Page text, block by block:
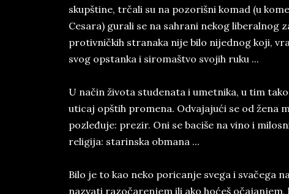
skupštine, trčali su na pozorišni komad (u
Cesara) gurali se na sahrani nekog liberalnog
protivničkih stranaka nije bilo nijednog koji,
svog opstanka i siromaštvo svojih ruku ...
U način života studenata i umetnika, u tim
uticaj opštih promena. Odvajajući se od žena
pozleđuje: prezir. Oni se baciše na vino i
religija: starinska obmana ...
Bilo je to kao neko poricanje svega i svačega
nazvati razočarenjem ili ako hoćeš